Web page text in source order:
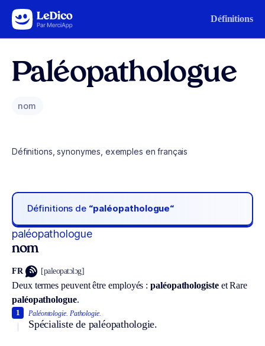
Aller au contenu Définitions
Paléopathologue
nom
Définitions, synonymes, exemples en français
Définitions de “paléopathologue“
paléopathologue
nom
FR [paleopatɔlɔg]
Deux termes peuvent être employés :paléopathologisteetRare
paléopathologue.
Paléontologie. Pathologie.
Spécialiste de paléopathologie.
1